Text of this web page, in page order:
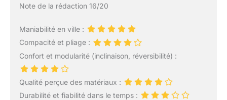
Note de la rédaction 16/20
Maniabilité en ville :
Compacité et pliage :
Confort et modularité (inclinaison, réversibilité) :
Qualité perçue des matériaux :
Durabilité et fiabilité dans le temps :